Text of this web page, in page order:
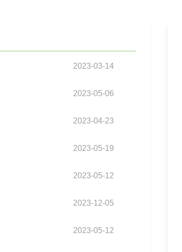
2023-03-14
2023-05-06
2023-04-23
2023-05-19
2023-05-12
2023-12-05
2023-05-12